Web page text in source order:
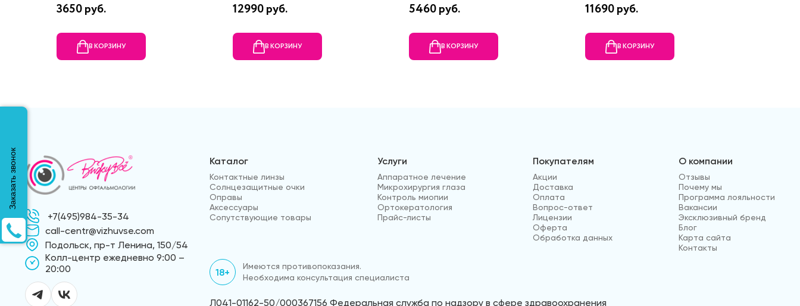
3650 руб.
В КОРЗИНУ
12990 руб.
В КОРЗИНУ
5460 руб.
В КОРЗИНУ
11690 руб.
В КОРЗИНУ
+7(495)984-35-34
call-centr@vizhuvse.com
Подольск, пр-т Ленина, 150/54
Kолл-центр ежедневно 9:00 –
20:00
Каталог
Контактные линзы
Солнцезащитные очки
Оправы
Аксессуары
Сопутствующие товары
Услуги
Аппаратное лечение
Микрохирургия глаза
Контроль миопии
Ортокератология
Прайс-листы
Покупателям
Акции
Доставка
Оплата
Вопрос-ответ
Лицензии
Оферта
Обработка данных
О компании
Отзывы
Почему мы
Программа лояльности
Вакансии
Эксклюзивный бренд
Блог
Карта сайта
Контакты
18+
Имеются противопоказания.
Необходима консультация специалиста
Л041-01162-50/000367156 Федеральная служба по надзору в сфере здравоохранения
Заказать звонок